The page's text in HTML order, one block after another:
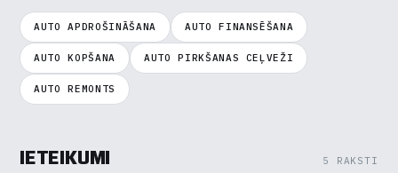
AUTO APDROŠINĀŠANA AUTO FINANSĒŠANA
AUTO KOPŠANA AUTO PIRKŠANAS CEĻVEŽI
AUTO REMONTS
IETEIKUMI 5 RAKSTI